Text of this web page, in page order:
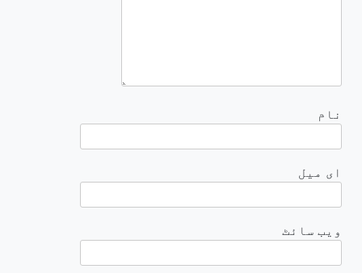
نام
ای میل
ویب‌ سائٹ